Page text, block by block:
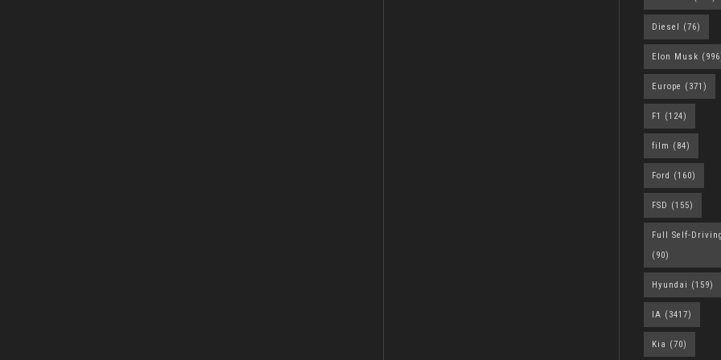
Diesel (76)
Elon Musk
Europe (371)
F1 (124)
film (84)
Ford (160)
FSD (155)
Full Self-
(90)
Hyundai (159)
IA (3417)
Kia (70)